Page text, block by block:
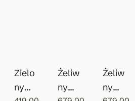
Zielo
ny
Żeliw
ny
Żeliw
ny